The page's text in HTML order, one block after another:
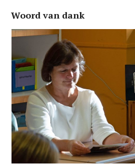
Woord van dank